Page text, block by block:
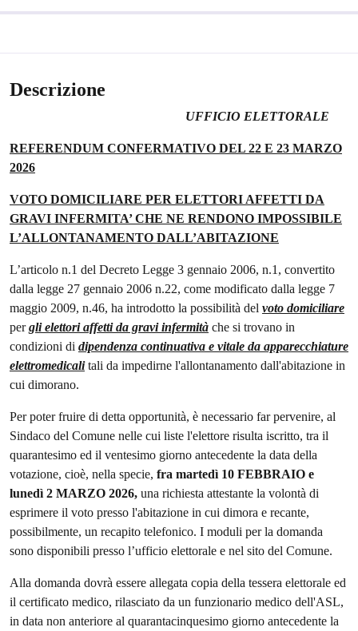
Descrizione
UFFICIO ELETTORALE
REFERENDUM CONFERMATIVO DEL 22 E 23 MARZO
2026
VOTO DOMICILIARE PER ELETTORI AFFETTI DA
GRAVI INFERMITA’ CHE NE RENDONO IMPOSSIBILE
L’ALLONTANAMENTO DALL’ABITAZIONE
L’articolo n.1 del Decreto Legge 3 gennaio 2006, n.1, convertito
dalla legge 27 gennaio 2006 n.22, come modificato dalla legge 7
maggio 2009, n.46, ha introdotto la possibilità del voto domiciliare
pergli elettori affetti da gravi infermità che si trovano in
condizioni di dipendenza continuativa e vitale da apparecchiature
elettromedicali tali da impedirne l'allontanamento dall'abitazione in
cui dimorano.
Per poter fruire di detta opportunità, è necessario far pervenire, al
Sindaco del Comune nelle cui liste l'elettore risulta iscritto, tra il
quarantesimo ed il ventesimo giorno antecedente la data della
votazione, cioè, nella specie, fra martedì 10 FEBBRAIO e
lunedì 2 MARZO 2026, una richiesta attestante la volontà di
esprimere il voto presso l'abitazione in cui dimora e recante,
possibilmente, un recapito telefonico. I moduli per la domanda
sono disponibili presso l’ufficio elettorale e nel sito del Comune.
Alla domanda dovrà essere allegata copia della tessera elettorale ed
il certificato medico, rilasciato da un funzionario medico dell'ASL,
in data non anteriore al quarantacinquesimo giorno antecedente la